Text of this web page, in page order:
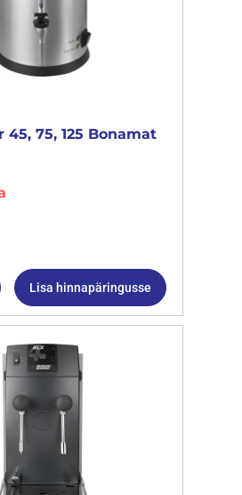
45, 75, 125 Bonamat
Lisa hinnapäringusse